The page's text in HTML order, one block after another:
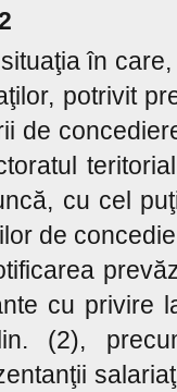
în
potrivit
de
cu cel
de
cu privire
(2),